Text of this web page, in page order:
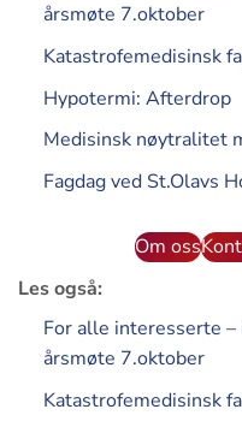
årsmøte 7.oktober
Katastrofemedisinsk
Hypotermi: Afterdrop
Medisinsk nøytralitet
Fagdag ved St.Olavs
Om oss
Les også:
For alle interesserte
årsmøte 7.oktober
Katastrofemedisinsk